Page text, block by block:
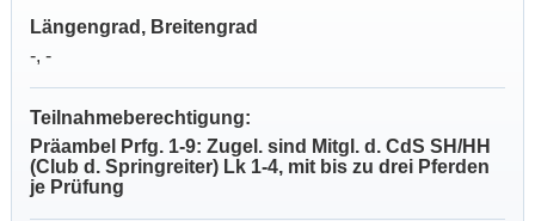
Längengrad, Breitengrad
-, -
Teilnahmeberechtigung:
Präambel Prfg. 1-9: Zugel. sind Mitgl. d. CdS SH/HH
(Club d. Springreiter) Lk 1-4, mit bis zu drei Pferden
je Prüfung